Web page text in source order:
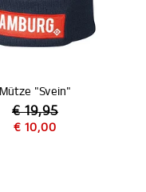
Mütze "Svein"
€ 19,95
€ 10,00